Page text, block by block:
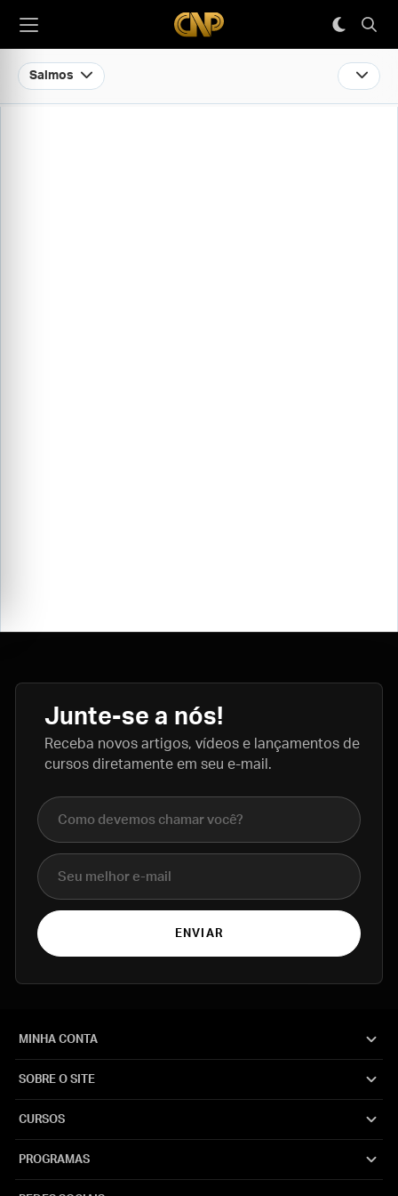
Salmos
Junte-se a nós!
Receba novos artigos, vídeos e lançamentos de
cursos diretamente em seu e-mail.
Nome completo
E-mail
ENVIAR
MINHA CONTA
SOBRE O SITE
CURSOS
PROGRAMAS